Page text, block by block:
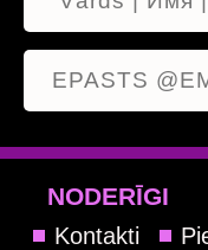
NODERĪGI
Kontakti